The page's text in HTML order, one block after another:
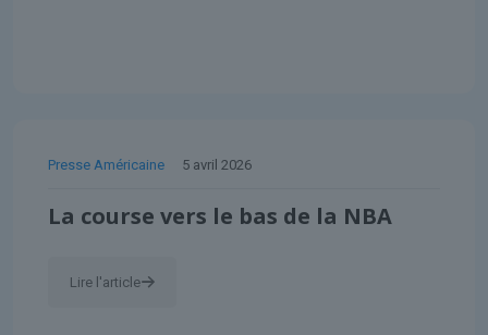
Presse Américaine 5 avril 2026
La course vers le bas de la NBA
Lire l'article